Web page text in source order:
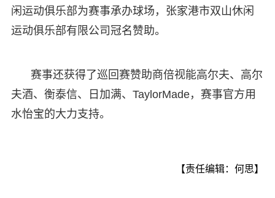
闲运动俱乐部为赛事承办球场，张家港市双山休闲
运动俱乐部有限公司冠名赞助。
赛事还获得了巡回赛赞助商倍视能高尔夫、高尔
夫酒、衡泰信、日加满、TaylorMade，赛事官方用
水怡宝的大力支持。
【责任编辑：何思】